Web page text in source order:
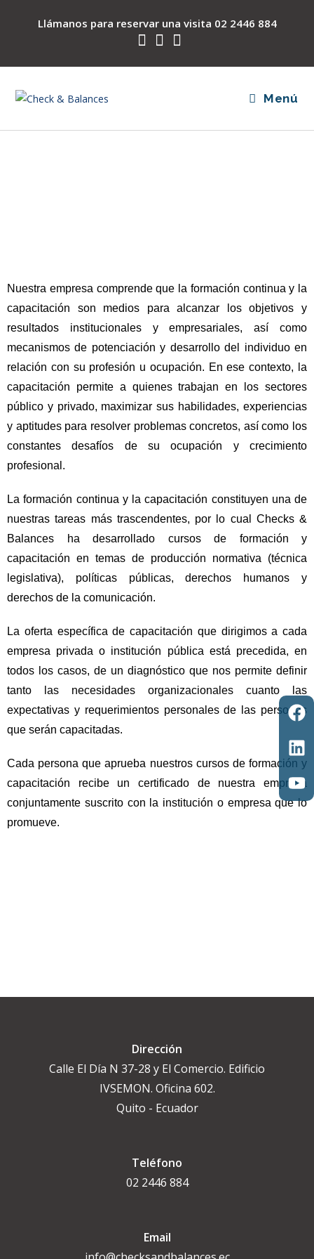
Llámanos para reservar una visita 02 2446 884
Menú
Nuestra empresa comprende que la formación continua y la
capacitación son medios para alcanzar los objetivos y
resultados institucionales y empresariales, así como
mecanismos de potenciación y desarrollo del individuo en
relación con su profesión u ocupación. En ese contexto, la
capacitación permite a quienes trabajan en los sectores
público y privado, maximizar sus habilidades, experiencias
y aptitudes para resolver problemas concretos, así como los
constantes desafíos de su ocupación y crecimiento
profesional.
La formación continua y la capacitación constituyen una de
nuestras tareas más trascendentes, por lo cual Checks &
Balances ha desarrollado cursos de formación y
capacitación en temas de producción normativa (técnica
legislativa), políticas públicas, derechos humanos y
derechos de la comunicación.
La oferta específica de capacitación que dirigimos a cada
empresa privada o institución pública está precedida, en
todos los casos, de un diagnóstico que nos permite definir
tanto las necesidades organizacionales cuanto las
expectativas y requerimientos personales de las personas
que serán capacitadas.
Cada persona que aprueba nuestros cursos de formación y
capacitación recibe un certificado de nuestra empresa
conjuntamente suscrito con la institución o empresa que lo
promueve.
Dirección
Calle El Día N 37-28 y El Comercio. Edificio
IVSEMON. Oficina 602.
Quito - Ecuador
Teléfono
02 2446 884
Email